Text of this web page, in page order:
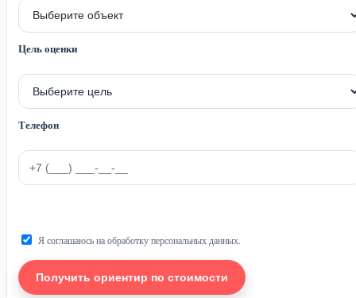
Цель оценки
Телефон
Я соглашаюсь на обработку персональных данных.